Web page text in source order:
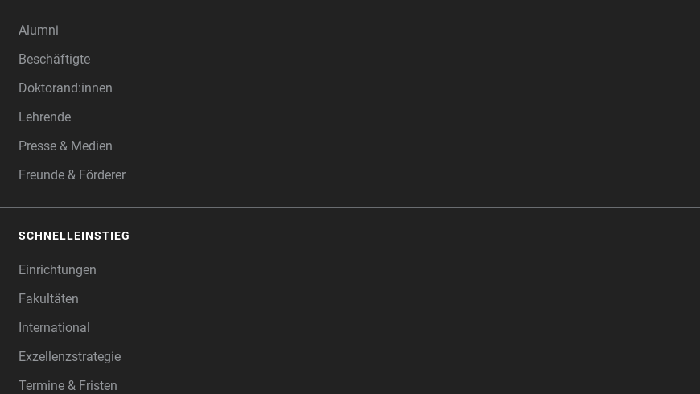
Alumni
Beschäftigte
Doktorand:innen
Lehrende
Presse & Medien
Freunde & Förderer
SCHNELLEINSTIEG
Einrichtungen
Fakultäten
International
Exzellenzstrategie
Termine & Fristen